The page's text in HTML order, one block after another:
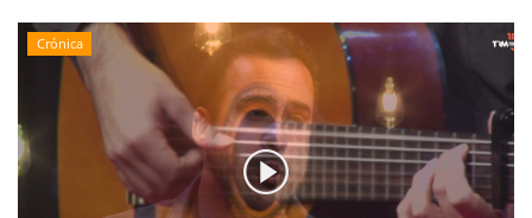
Inicio
Crónica
Policial
Crónica